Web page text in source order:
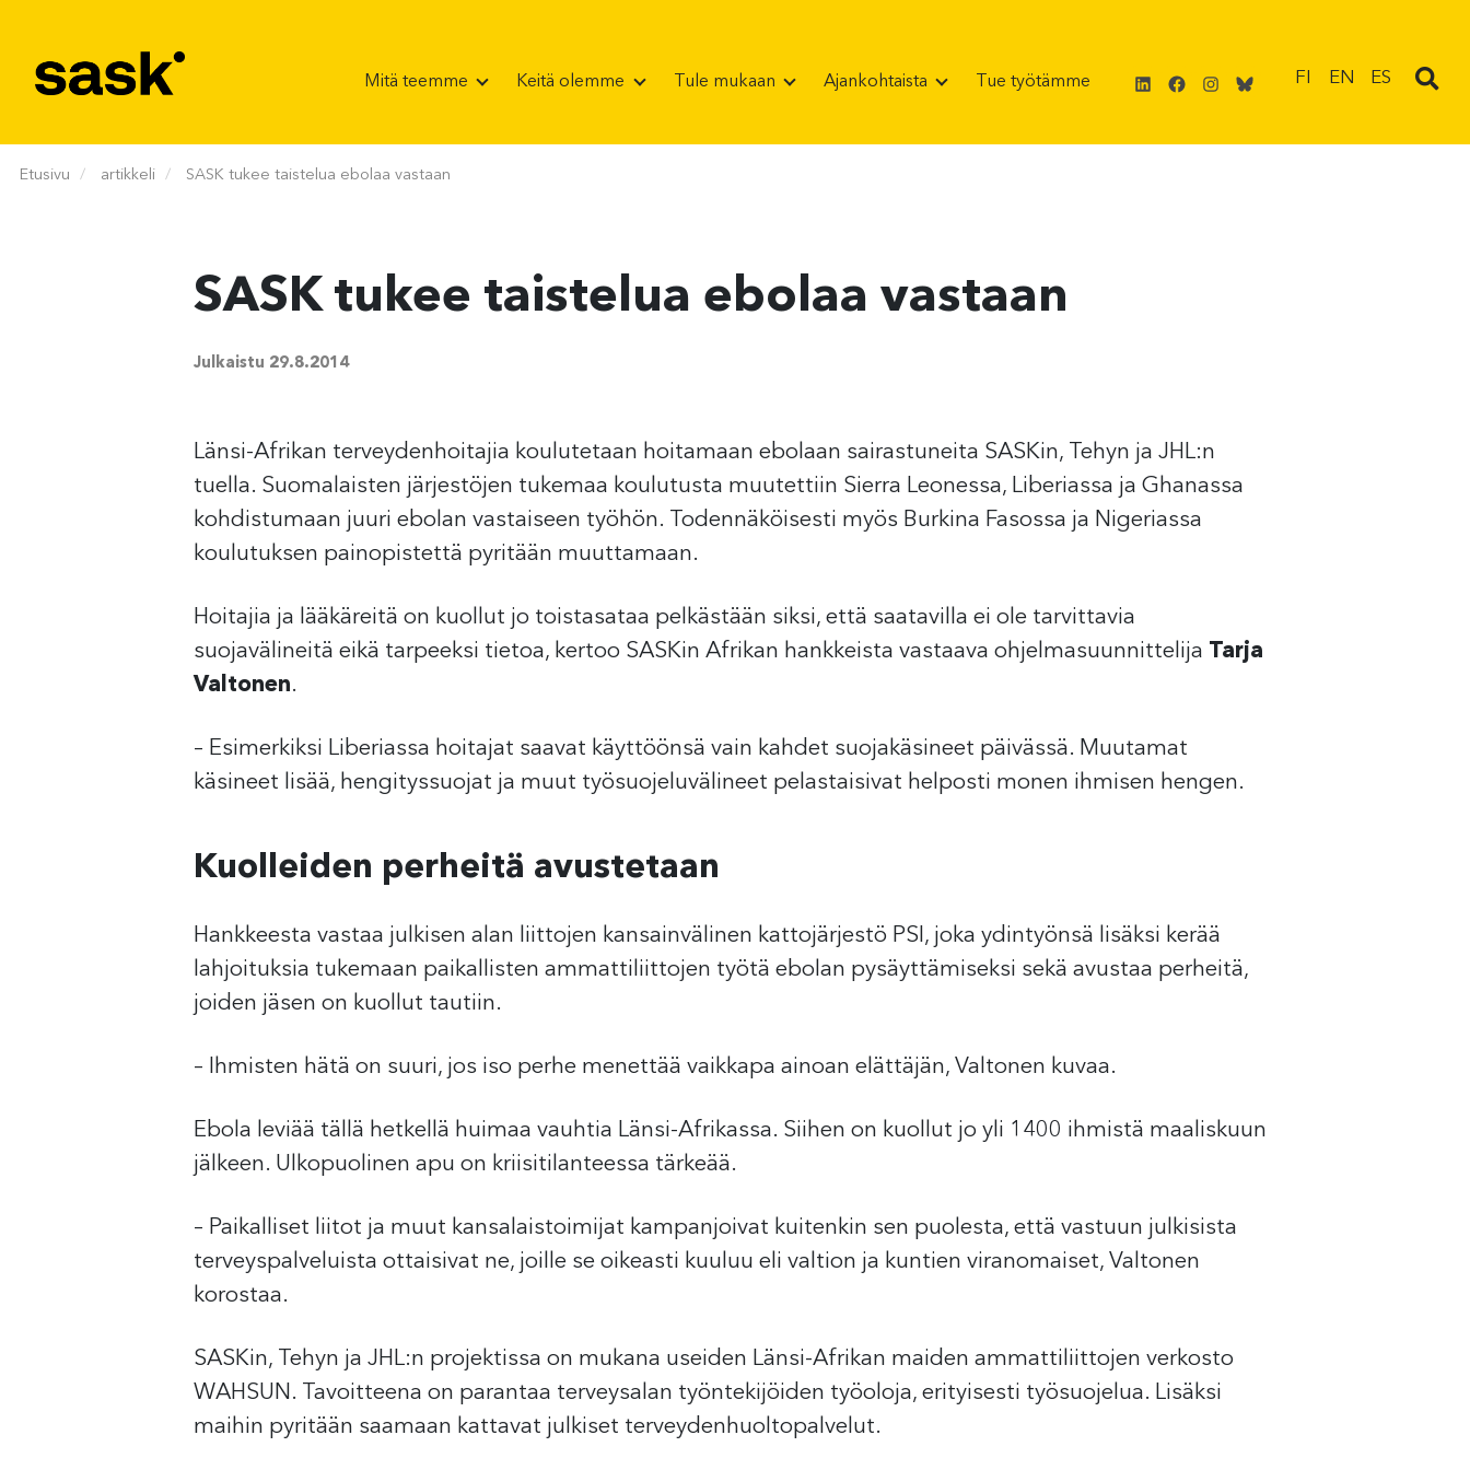
Mitä teemme Keitä olemme Tule mukaan Ajankohtaista Tue työtämme LinkedIn
Facebook
Instagram
Bluesky
FI EN ES
Etusivu artikkeli SASK tukee taistelua ebolaa vastaan
SASK tukee taistelua ebolaa vastaan
Julkaistu 29.8.2014
Länsi-Afrikan terveydenhoitajia koulutetaan hoitamaan ebolaan sairastuneita SASKin, Tehyn ja JHL:n
tuella. Suomalaisten järjestöjen tukemaa koulutusta muutettiin Sierra Leonessa, Liberiassa ja Ghanassa
kohdistumaan juuri ebolan vastaiseen työhön. Todennäköisesti myös Burkina Fasossa ja Nigeriassa
koulutuksen painopistettä pyritään muuttamaan.
Hoitajia ja lääkäreitä on kuollut jo toistasataa pelkästään siksi, että saatavilla ei ole tarvittavia
suojavälineitä eikä tarpeeksi tietoa, kertoo SASKin Afrikan hankkeista vastaava ohjelmasuunnittelija Tarja
Valtonen.
– Esimerkiksi Liberiassa hoitajat saavat käyttöönsä vain kahdet suojakäsineet päivässä. Muutamat
käsineet lisää, hengityssuojat ja muut työsuojeluvälineet pelastaisivat helposti monen ihmisen hengen.
Kuolleiden perheitä avustetaan
Hankkeesta vastaa julkisen alan liittojen kansainvälinen kattojärjestö PSI, joka ydintyönsä lisäksi kerää
lahjoituksia tukemaan paikallisten ammattiliittojen työtä ebolan pysäyttämiseksi sekä avustaa perheitä,
joiden jäsen on kuollut tautiin.
– Ihmisten hätä on suuri, jos iso perhe menettää vaikkapa ainoan elättäjän, Valtonen kuvaa.
Ebola leviää tällä hetkellä huimaa vauhtia Länsi-Afrikassa. Siihen on kuollut jo yli 1400 ihmistä maaliskuun
jälkeen. Ulkopuolinen apu on kriisitilanteessa tärkeää.
– Paikalliset liitot ja muut kansalaistoimijat kampanjoivat kuitenkin sen puolesta, että vastuun julkisista
terveyspalveluista ottaisivat ne, joille se oikeasti kuuluu eli valtion ja kuntien viranomaiset, Valtonen
korostaa.
SASKin, Tehyn ja JHL:n projektissa on mukana useiden Länsi-Afrikan maiden ammattiliittojen verkosto
WAHSUN. Tavoitteena on parantaa terveysalan työntekijöiden työoloja, erityisesti työsuojelua. Lisäksi
maihin pyritään saamaan kattavat julkiset terveydenhuoltopalvelut.